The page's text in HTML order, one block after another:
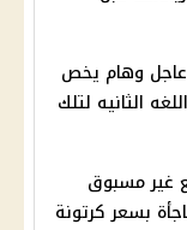
عاجل وهام يخص
اللغه الثانيه لتلك
.. تراجع غير مسبوق
بسعر كرتونة